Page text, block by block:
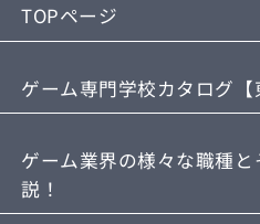
なりたい職種で選ぶ
東京のゲーム専門学校お
TOPページ
ゲーム専門学校カタログ【
ゲーム業界の様々な職種
説！